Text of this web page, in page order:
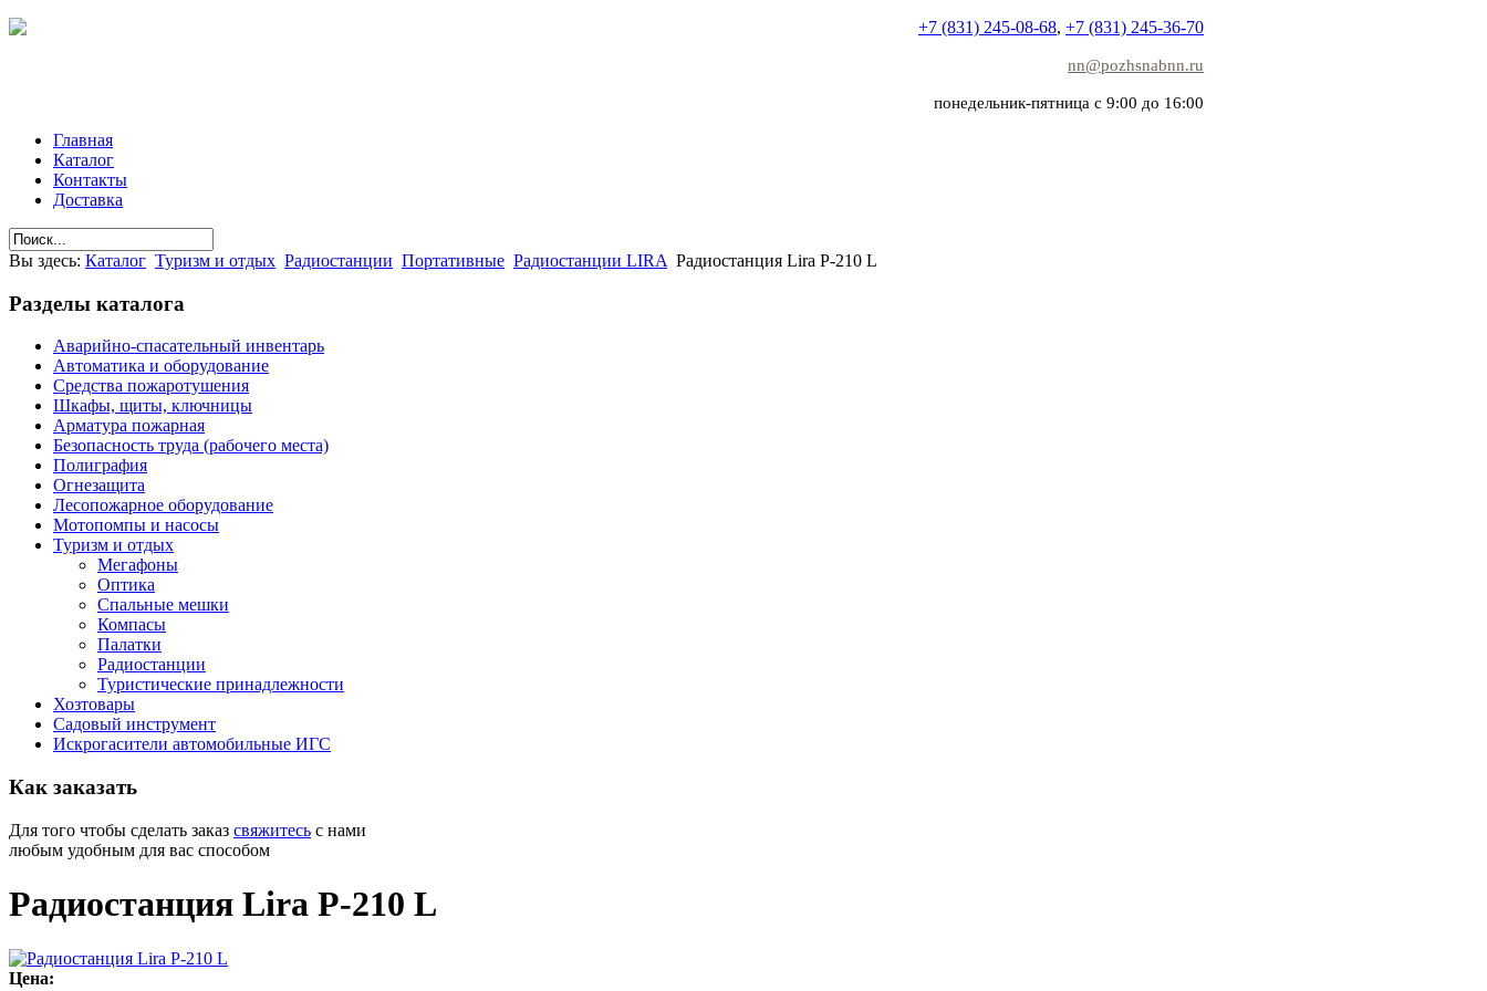
+7 (831) 245-08-68, +7 (831) 245-36-70
nn@pozhsnabnn.ru
понедельник-пятница с 9:00 до 16:00
Главная
Каталог
Контакты
Доставка
Вы здесь: Каталог Туризм и отдых Радиостанции Портативные Радиостанции LIRA Радиостанция Lira P-210 L
Разделы каталога
Аварийно-спасательный инвентарь
Автоматика и оборудование
Средства пожаротушения
Шкафы, щиты, ключницы
Арматура пожарная
Безопасность труда (рабочего места)
Полиграфия
Огнезащита
Лесопожарное оборудование
Мотопомпы и насосы
Туризм и отдых
Мегафоны
Оптика
Спальные мешки
Компасы
Палатки
Радиостанции
Туристические принадлежности
Хозтовары
Садовый инструмент
Искрогасители автомобильные ИГС
Как заказать
Для того чтобы сделать заказ свяжитесь с нами
любым удобным для вас способом
Радиостанция Lira P-210 L
Цена: